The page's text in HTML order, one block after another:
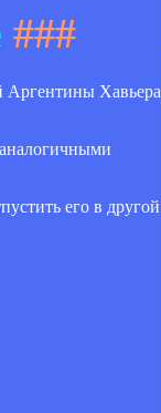
###
Аргентины Хавьера
его в другой